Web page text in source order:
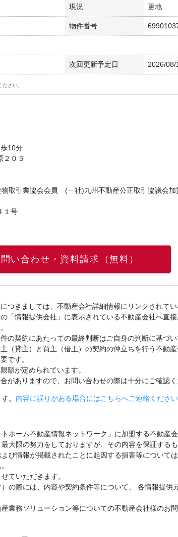
現況 更地
物件番号
次回更新予定日 2026/08/
さい。
10分
２０５
取引業協会会員 (一社)九州不動産公正取引協議会加
１号
い合わせ・資料請求（無料）
つきましては、不動産会社詳細情報にリンクされてい
「情報提供会社」に表示されている不動産会社へ直接
の契約にあたっての最終判断はご自身の判断に基づい
（貸主）と買主（借主）の契約の仲立ちを行う不動産
です。
額が定められています。
がありますので、お問い合わせの際は十分にご確認く
。 内容に誤りがある場合にはこちらへご連絡ください
ホーム不動産情報ネットワーク」に加盟する不動産
大限の努力をしておりますが、その内容を保証する
び情報が掲載されたことに起因する損害等について
ていただきます。
の際には、内容や契約条件等について、 各情報提供
業務ソリューション等についての不動産会社様のお